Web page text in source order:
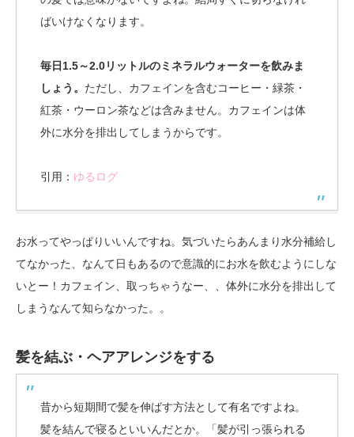
ばいけなくなります。
毎日1.5～2.0リットルのミネラルウォーターを飲みま
しょう。 ただし、カフェインを含むコーヒー・緑茶・
紅茶・ウーロン茶などは含みません。カフェインは体
外に水分を排出してしまうからです。
引用： ゆるログ
お水ってやっぱりいいんですね。気づいたらあんまり水分補給し
てなかった、なんて日もあるので意識的にお水を飲むようにしな
いとー！カフェイン、取っちゃうなー、、体外に水分を排出して
しまうなんて知らなかった。。
髪を結ぶ・ヘアアレンジをする
昔から短期間で髪を伸ばす方法として有名ですよね。
髪を結んで寝るといいんだとか。「髪が引っ張られる